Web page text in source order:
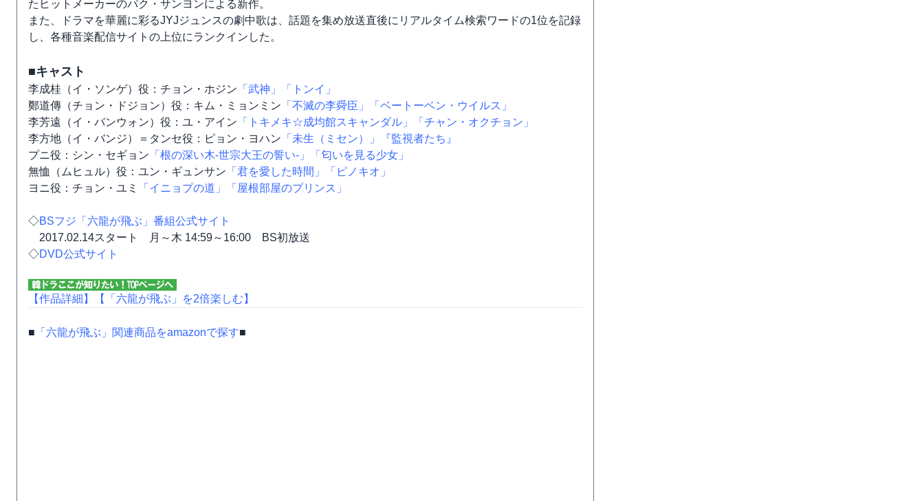
たヒットメーカーのパク・サンヨンによる新作。
また、ドラマを華麗に彩るJYJジュンスの劇中歌は、話題を集め放送直後にリアルタイム検索ワードの1位を記録
し、各種音楽配信サイトの上位にランクインした。
■キャスト
李成桂（イ・ソンゲ）役：チョン・ホジン 「武神」
「トンイ」
鄭道傳（チョン・ドジョン）役：キム・ミョンミン 「不滅の李舜臣」
「ベートーベン・ウイルス」
李芳遠（イ・バンウォン）役：ユ・アイン 「トキメキ☆成均館スキャンダル」
「チャン・オクチョン」
李方地（イ・バンジ）＝タンセ役：ピョン・ヨハン 「未生（ミセン）」
『監視者たち』
プニ役：シン・セギョン 「根の深い木-世宗大王の誓い-」
「匂いを見る少女」
無恤（ムヒュル）役：ユン・ギュンサン 「君を愛した時間」
「ピノキオ」
ヨニ役：チョン・ユミ
「イニョプの道」 「屋根部屋のプリンス」
◇BSフジ「六龍が飛ぶ」番組公式サイト
2017.02.14スタート 月～木 14:59～16:00 BS初放送
◇DVD公式サイト
【作品詳細】 【「六龍が飛ぶ」を2倍楽しむ】
■ 「六龍が飛ぶ」関連商品をamazonで探す■